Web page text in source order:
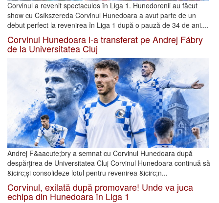
Corvinul a revenit spectaculos în Liga 1. Hunedorenii au făcut
show cu Csíkszereda Corvinul Hunedoara a avut parte de un
debut perfect la revenirea în Liga 1 după o pauză de 34 de ani....
Corvinul Hunedoara l-a transferat pe Andrej Fábry
de la Universitatea Cluj
Andrej F&aacute;bry a semnat cu Corvinul Hunedoara după
despărțirea de Universitatea Cluj Corvinul Hunedoara continuă să
&icirc;și consolideze lotul pentru revenirea &icirc;n...
Corvinul, exilată după promovare! Unde va juca
echipa din Hunedoara în Liga 1